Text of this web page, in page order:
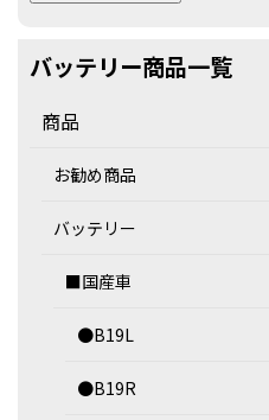
バッテリー商品一覧
商品
お勧め商品
バッテリー
■国産車
●B19L
●B19R